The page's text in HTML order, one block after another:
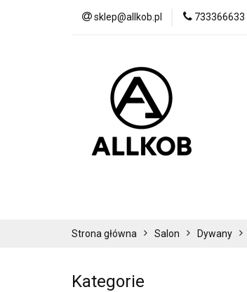
sklep@allkob.pl 733366633
Strona główna Salon Dywany
Kategorie